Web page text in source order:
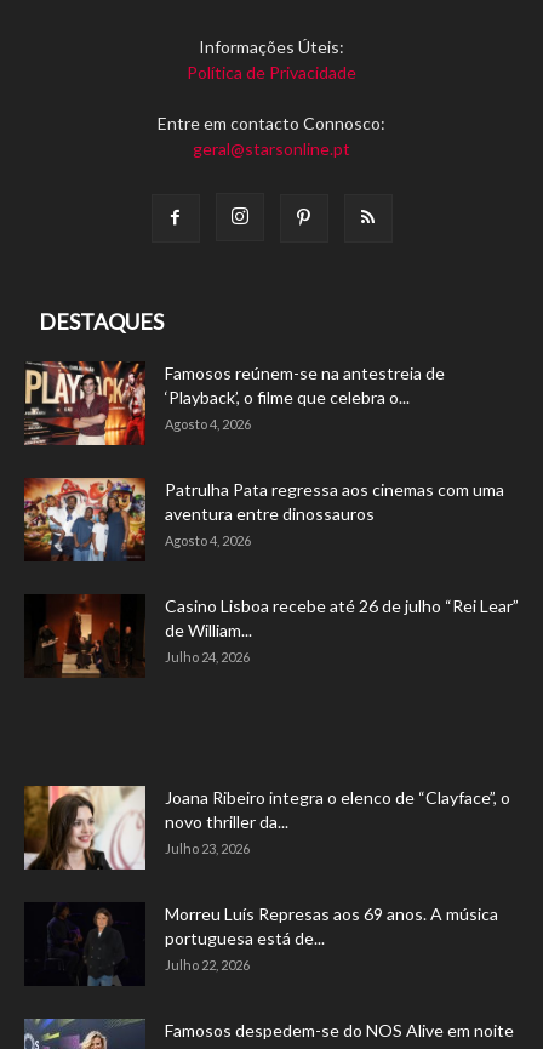
Informações Úteis:
Política de Privacidade
Entre em contacto Connosco:
geral@starsonline.pt
DESTAQUES
Famosos reúnem-se na antestreia de
‘Playback’, o filme que celebra o...
Agosto 4, 2026
Patrulha Pata regressa aos cinemas com uma
aventura entre dinossauros
Agosto 4, 2026
Casino Lisboa recebe até 26 de julho “Rei Lear”
de William...
Julho 24, 2026
Joana Ribeiro integra o elenco de “Clayface”, o
novo thriller da...
Julho 23, 2026
Morreu Luís Represas aos 69 anos. A música
portuguesa está de...
Julho 22, 2026
Famosos despedem-se do NOS Alive em noite